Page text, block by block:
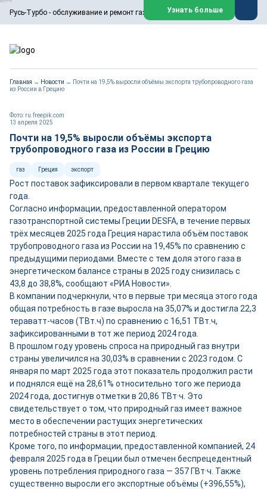
Русь-Турбо - обслуживание и ремонт газовых паровых турбин
ООО «Русь-Турбо» занимается сервисом газовых и паровых
турбин, комплексным ремонтом, восстановлением,
техническим обслуживанием оборудования ТЭС,
работают на нефтегазовых, нефтехимических,
металлургических и других предприятиях.
Реклама. ООО «Русь-Турбо», ИНН 7802588950
erid: F7NfYUJCUneVdwPs4znf
Узнать больше
Главная → Новости → Почти на 19,5% выросли объёмы экспорта трубопроводного газа
из России в Грецию
13 апреля 2025
Фото: ru.freepik.com
Почти на 19,5% выросли объёмы экспорта
трубопроводного газа из России в Грецию
газ Греция экспорт
Рост поставок зафиксировали в первом квартале текущего
года.
Согласно информации, предоставленной оператором
газотранспортной системы Греции DESFA, в течение первых
трёх месяцев 2025 года Греция нарастила объём поставок
трубопроводного газа из России на 19,45% по сравнению с
предыдущими периодами. Вместе с тем доля этого газа в
энергетическом балансе страны в 2025 году снизилась с
43,8 до 38,8%, сообщают «РИА Новости».
В компании подчеркнули, что в первые три месяца этого года
общая потребность в газе выросла на 35,07% и достигла 22,3
тераватт-часов (ТВт.ч) по сравнению с 16,51 ТВт.ч,
зафиксированными в тот же период 2024 года.
В прошлом году уровень спроса на природный газ внутри
страны увеличился на 30,03% в сравнении с 2023 годом. С
января по март 2025 года этот показатель продолжил расти
и поднялся ещё на 28,61% относительно того же периода
2024 года, достигнув отметки в 20,86 ТВт·ч. Это
свидетельствует о том, что природный газ имеет важное
место в обеспечении растущих энергетических
потребностей страны в этот период.
Кроме того, по информации, предоставленной компанией, 24
февраля 2025 года в Греции был отмечен беспрецедентный
уровень потребления природного газа — 357 ГВт·ч. Также
существенно выросли его экспортные объёмы (+396,55%),